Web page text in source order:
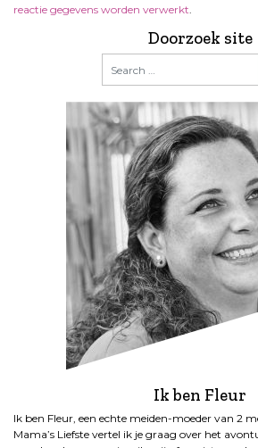
reactie gegevens worden verwerkt.
Doorzoek site
Ik ben Fleur
Ik ben Fleur, een echte meiden-moeder van 2
Mama’s Liefste vertel ik je graag over het